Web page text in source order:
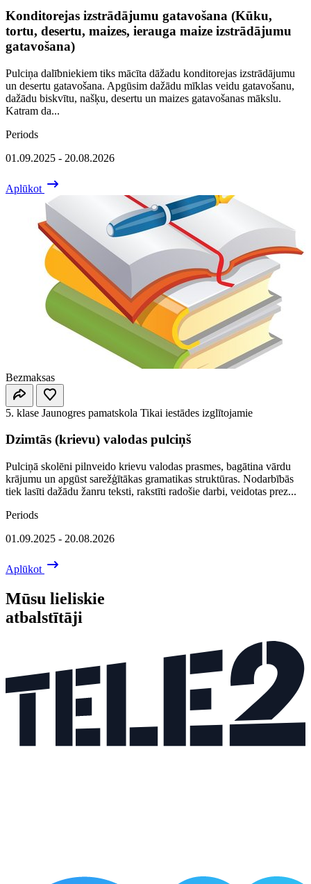
Konditorejas izstrādājumu gatavošana (Kūku,
tortu, desertu, maizes, ierauga maize izstrādājumu
gatavošana)
Pulciņa dalībniekiem tiks mācīta dāžadu konditorejas izstrādājumu
un desertu gatavošana. Apgūsim dažādu mīklas veidu gatavošanu,
dažādu biskvītu, našķu, desertu un maizes gatavošanas mākslu.
Katram da...
Periods
01.09.2025 - 20.08.2026
Aplūkot
Bezmaksas
5. klase Jaunogres pamatskola Tikai iestādes izglītojamie
Dzimtās (krievu) valodas pulciņš
Pulciņā skolēni pilnveido krievu valodas prasmes, bagātina vārdu
krājumu un apgūst sarežģītākas gramatikas struktūras. Nodarbībās
tiek lasīti dažādu žanru teksti, rakstīti radošie darbi, veidotas prez...
Periods
01.09.2025 - 20.08.2026
Aplūkot
Mūsu lieliskie
atbalstītāji